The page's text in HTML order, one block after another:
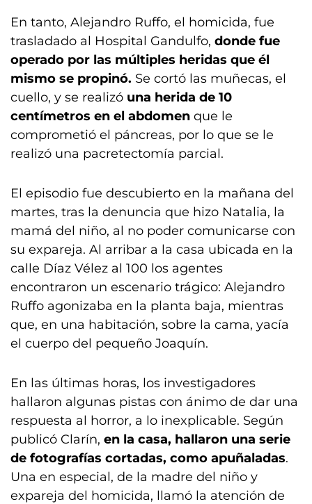
En tanto, Alejandro Ruffo, el homicida, fue
trasladado al Hospital Gandulfo, donde fue
operado por las múltiples heridas que él
mismo se propinó. Se cortó las muñecas, el
cuello, y se realizó una herida de 10
centímetros en el abdomen que le
comprometió el páncreas, por lo que se le
realizó una pacretectomía parcial.
El episodio fue descubierto en la mañana del
martes, tras la denuncia que hizo Natalia, la
mamá del niño, al no poder comunicarse con
su expareja. Al arribar a la casa ubicada en la
calle Díaz Vélez al 100 los agentes
encontraron un escenario trágico: Alejandro
Ruffo agonizaba en la planta baja, mientras
que, en una habitación, sobre la cama, yacía
el cuerpo del pequeño Joaquín.
En las últimas horas, los investigadores
hallaron algunas pistas con ánimo de dar una
respuesta al horror, a lo inexplicable. Según
publicó Clarín, en la casa, hallaron una serie
de fotografías cortadas, como apuñaladas.
Una en especial, de la madre del niño y
expareja del homicida, llamó la atención de